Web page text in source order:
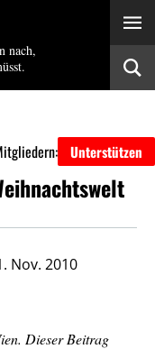
nach,
Unterstützen
Nov. 2010
Dieser Beitrag